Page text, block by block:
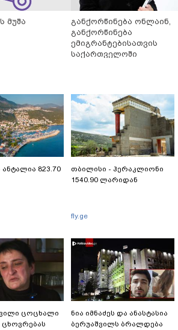
მუშა
განქორწინება ონლაინ,
განქორწინება
ემიგრანტებისათვის
საქართველოში
823.70
თბილისი - ჰერაკლიონი
1540.90 ლარიდან
fly.ge
ცოცხალი
ცხოვრებას
ნია იმნაძეს და ანასტასია
ბერუაშვილს ბრალდება